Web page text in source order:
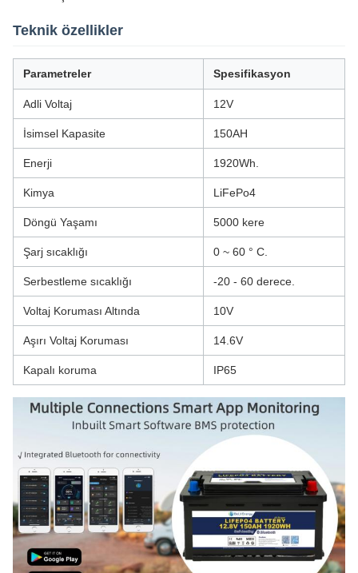
Teknik özellikler
Parametreler Spesifikasyon
Adli Voltaj 12V
İsimsel Kapasite 150AH
Enerji 1920Wh.
Kimya LiFePo4
Döngü Yaşamı 5000 kere
Şarj sıcaklığı 0 ~ 60 ° C.
Serbestleme sıcaklığı -20 - 60 derece.
Voltaj Koruması Altında 10V
Aşırı Voltaj Koruması 14.6V
Kapalı koruma IP65